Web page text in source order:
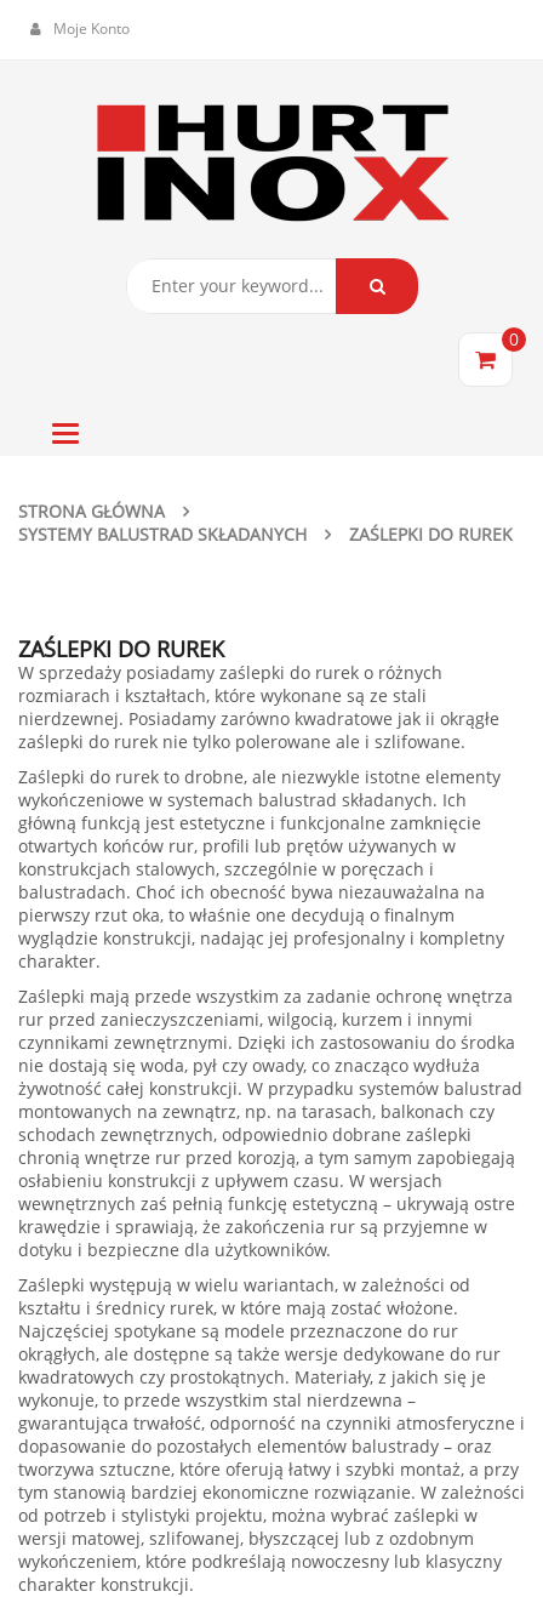
Moje Konto
0
Toggle
STRONA GŁÓWNA
SYSTEMY BALUSTRAD SKŁADANYCH
ZAŚLEPKI DO RUREK
ZAŚLEPKI DO RUREK
W sprzedaży posiadamy zaślepki do rurek o różnych
rozmiarach i kształtach, które wykonane są ze stali
nierdzewnej. Posiadamy zarówno kwadratowe jak ii okrągłe
zaślepki do rurek nie tylko polerowane ale i szlifowane.
Zaślepki do rurek to drobne, ale niezwykle istotne elementy
wykończeniowe w systemach balustrad składanych. Ich
główną funkcją jest estetyczne i funkcjonalne zamknięcie
otwartych końców rur, profili lub prętów używanych w
konstrukcjach stalowych, szczególnie w poręczach i
balustradach. Choć ich obecność bywa niezauważalna na
pierwszy rzut oka, to właśnie one decydują o finalnym
wyglądzie konstrukcji, nadając jej profesjonalny i kompletny
charakter.
Zaślepki mają przede wszystkim za zadanie ochronę wnętrza
rur przed zanieczyszczeniami, wilgocią, kurzem i innymi
czynnikami zewnętrznymi. Dzięki ich zastosowaniu do środka
nie dostają się woda, pył czy owady, co znacząco wydłuża
żywotność całej konstrukcji. W przypadku systemów balustrad
montowanych na zewnątrz, np. na tarasach, balkonach czy
schodach zewnętrznych, odpowiednio dobrane zaślepki
chronią wnętrze rur przed korozją, a tym samym zapobiegają
osłabieniu konstrukcji z upływem czasu. W wersjach
wewnętrznych zaś pełnią funkcję estetyczną – ukrywają ostre
krawędzie i sprawiają, że zakończenia rur są przyjemne w
dotyku i bezpieczne dla użytkowników.
Zaślepki występują w wielu wariantach, w zależności od
kształtu i średnicy rurek, w które mają zostać włożone.
Najczęściej spotykane są modele przeznaczone do rur
okrągłych, ale dostępne są także wersje dedykowane do rur
kwadratowych czy prostokątnych. Materiały, z jakich się je
wykonuje, to przede wszystkim stal nierdzewna –
gwarantująca trwałość, odporność na czynniki atmosferyczne i
dopasowanie do pozostałych elementów balustrady – oraz
tworzywa sztuczne, które oferują łatwy i szybki montaż, a przy
tym stanowią bardziej ekonomiczne rozwiązanie. W zależności
od potrzeb i stylistyki projektu, można wybrać zaślepki w
wersji matowej, szlifowanej, błyszczącej lub z ozdobnym
wykończeniem, które podkreślają nowoczesny lub klasyczny
charakter konstrukcji.